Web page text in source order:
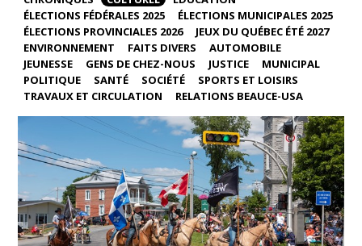
ÉLECTIONS FÉDÉRALES 2025
ÉLECTIONS MUNICIPALES 2025
ÉLECTIONS PROVINCIALES 2026
JEUX DU QUÉBEC ÉTÉ 2027
ENVIRONNEMENT
FAITS DIVERS
AUTOMOBILE
JEUNESSE
GENS DE CHEZ-NOUS JUSTICE
MUNICIPAL
POLITIQUE
SANTÉ SOCIÉTÉ
SPORTS ET LOISIRS
TRAVAUX ET CIRCULATION
RELATIONS BEAUCE-USA